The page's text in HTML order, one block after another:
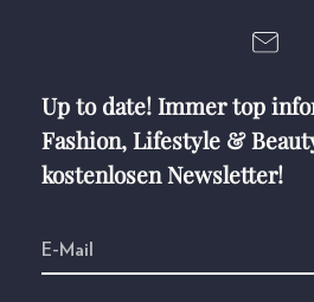
Up to date! Immer top
Fashion, Lifestyle &
kostenlosen Newsletter!